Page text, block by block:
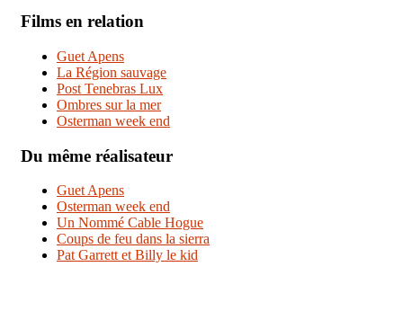
Films en relation
Guet Apens
La Région sauvage
Post Tenebras Lux
Ombres sur la mer
Osterman week end
Du même réalisateur
Guet Apens
Osterman week end
Un Nommé Cable Hogue
Coups de feu dans la sierra
Pat Garrett et Billy le kid